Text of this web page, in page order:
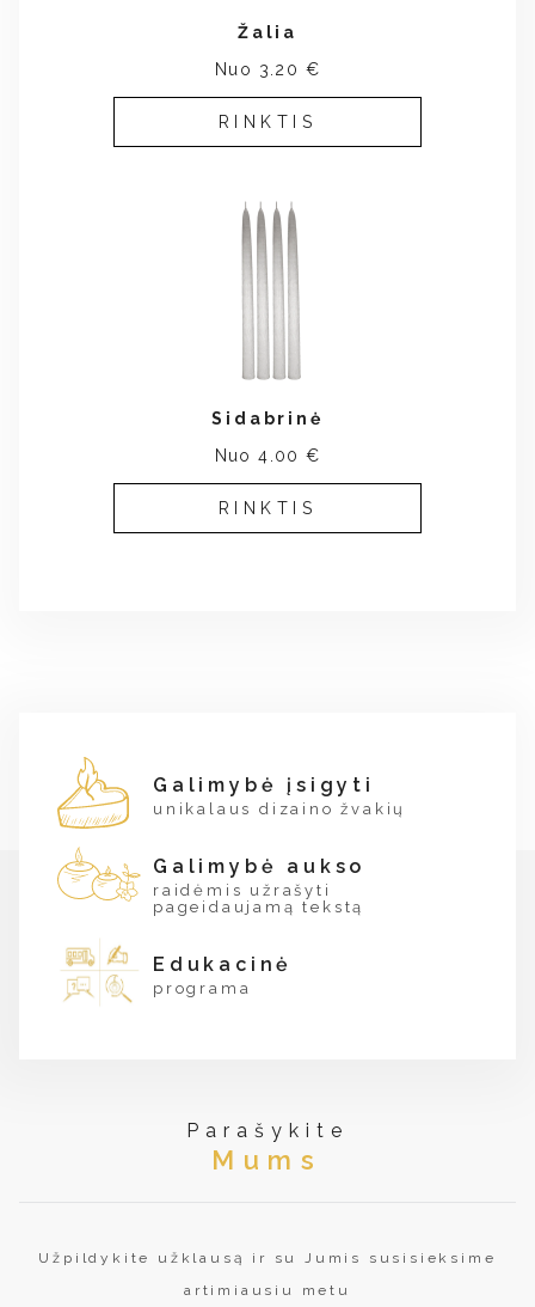
Žalia
Nuo 3.20 €
RINKTIS
Sidabrinė
Nuo 4.00 €
RINKTIS
Galimybė įsigyti
unikalaus dizaino žvakių
Galimybė aukso
raidėmis užrašyti
pageidaujamą tekstą
Edukacinė
programa
Parašykite
Mums
Užpildykite užklausą ir su Jumis susisieksime
artimiausiu metu